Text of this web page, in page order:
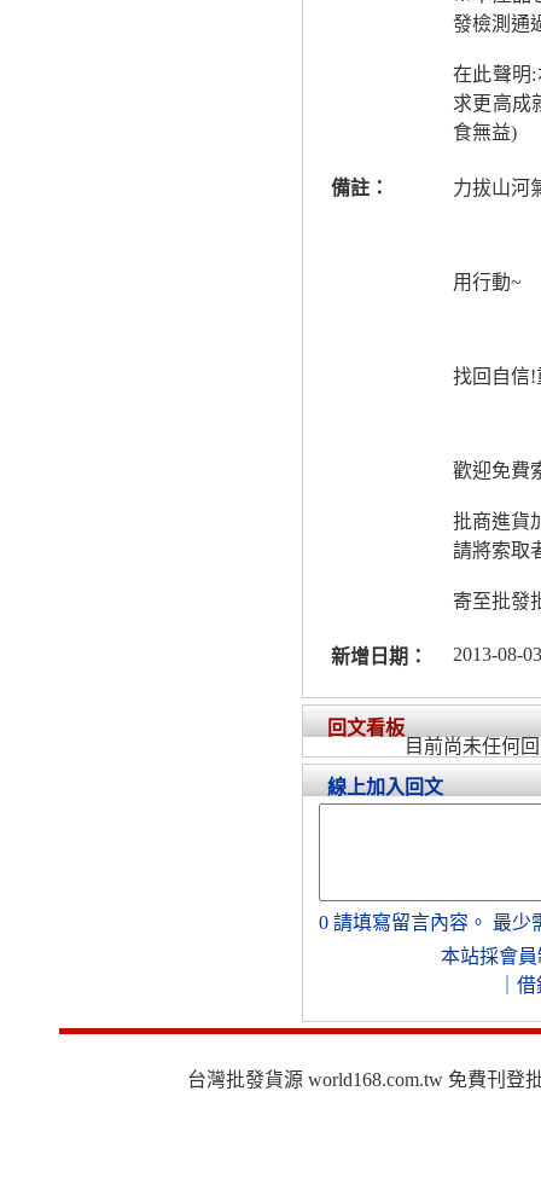
發檢測通
在此聲明
求更高成
食無益)
備註： 力拔山河
用行動~
找回自信
歡迎免費
批商進貨
請將索取
寄至批發
新增日期： 2013-08-
回文看板
目前尚未任何
線上加入回文
0 請填寫留言內容。 最少
本站採會員
借
台灣批發貨源 world168.com.tw 免費刊登